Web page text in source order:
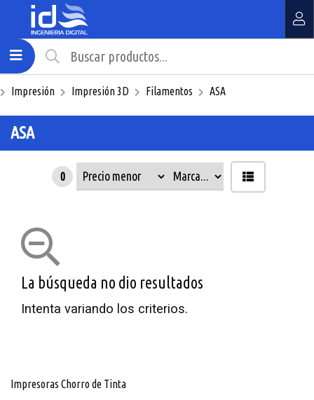
¿Tienes cupón de descuento?
Aplicar
Impresión Impresión 3D Filamentos ASA
Impresoras Chorro de Tinta
ASA
0
La búsqueda no dio resultados
Intenta variando los criterios.